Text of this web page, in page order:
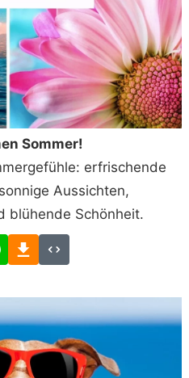
Sommer!
erfrischende
Aussichten,
blühende Schönheit.